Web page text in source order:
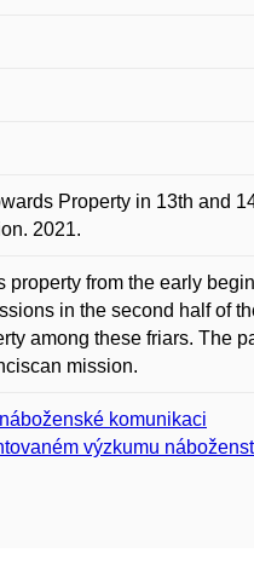
Property in 13th and
2021.
property from the early
in the second half of
among these friars. The
mission.
komunikaci
výzkumu